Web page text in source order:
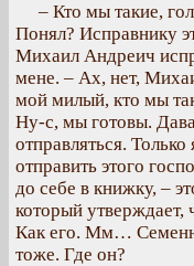
– Кто мы такие,
Понял? Исправнику
Михаил Андреич
мене. – Ах, нет,
мой милый, кто мы
Ну-с, мы готовы.
отправляться.
отправить этого
до себе в книжку, –
который утверждает,
Как его. Мм…
тоже. Где он?